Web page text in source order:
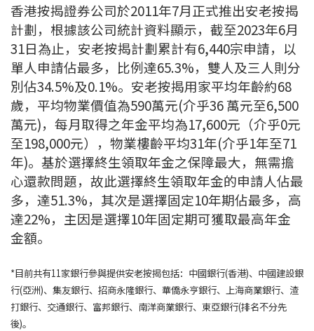
香港按揭證券公司於2011年7月正式推出安老按揭
計劃，根據該公司統計資料顯示，截至2023年6月
31日為止，安老按揭計劃累計有6,440宗申請，以
單人申請佔最多，比例達65.3%，雙人及三人則分
別佔34.5%及0.1%。安老按揭用家平均年齡約68
歲，平均物業價值為590萬元(介乎36 萬元至6,500
萬元)，每月取得之年金平均為17,600元（介乎0元
至198,000元），物業樓齡平均31年(介乎1年至71
年)。基於選擇終生領取年金之保障最大，無需擔
心還款問題，故此選擇終生領取年金的申請人佔最
多，達51.3%，其次是選擇固定10年期佔最多，高
達22%，主因是選擇10年固定期可獲取最高年金
金額。
*目前共有11家銀行參與提供安老按揭包括：中國銀行(香港)、中國建設銀
行(亞洲)、集友銀行、招商永隆銀行、華僑永亨銀行、上海商業銀行、渣
打銀行、交通銀行、富邦銀行、南洋商業銀行、東亞銀行(排名不分先
後)。